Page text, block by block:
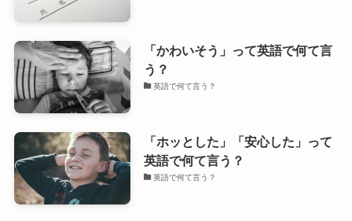
「かわいそう」って英語で何て言
う？
英語で何て言う？
「ホッとした」「安心した」って
英語で何て言う？
英語で何て言う？